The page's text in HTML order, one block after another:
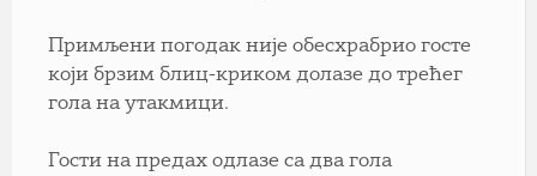
Примљени погодак није обесхрабрио госте
који брзим блиц-криком долазе до трећег
гола на утакмици.
Гости на предах одлазе са два гола